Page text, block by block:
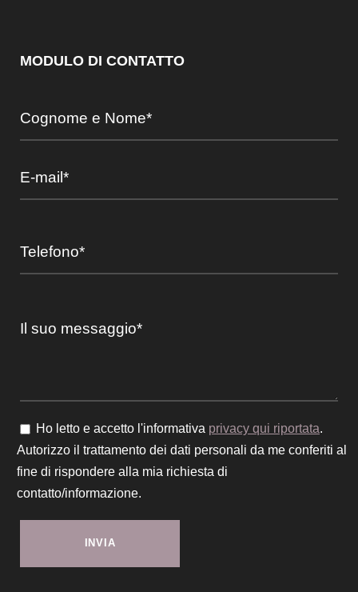
MODULO DI CONTATTO
Ho letto e accetto l'informativa privacy qui riportata.
Autorizzo il trattamento dei dati personali da me conferiti al
fine di rispondere alla mia richiesta di
contatto/informazione.